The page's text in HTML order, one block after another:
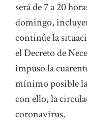
será de 7 a 20
domingo,
continúe la
el Decreto de
impuso la
mínimo posible
con ello, la
coronavirus.